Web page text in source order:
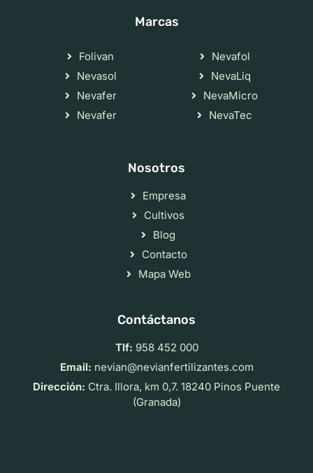
Marcas
Folivan
Nevasol
Nevafer
Nevafer
Nevafol
NevaLiq
NevaMicro
NevaTec
Nosotros
Empresa
Cultivos
Blog
Contacto
Mapa Web
Contáctanos
Tlf: 958 452 000
Email: nevian@nevianfertilizantes.com
Dirección: Ctra. Illora, km 0,7. 18240 Pinos Puente
(Granada)